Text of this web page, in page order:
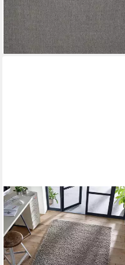
-16%
lieferbar - in 2-3 Werktagen bei dir